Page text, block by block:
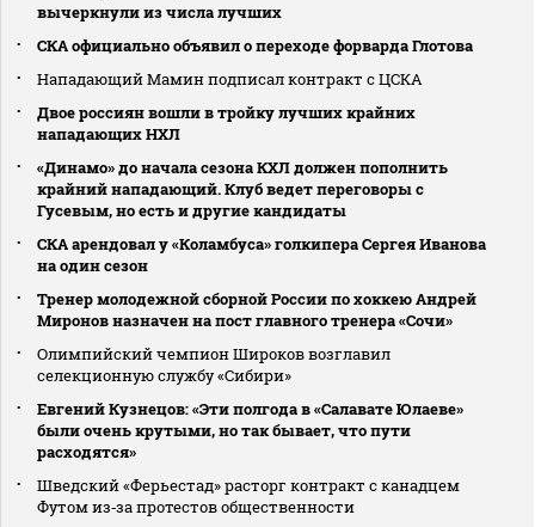
вычеркнули из числа лучших
СКА официально объявил о переходе форварда Глотова
Нападающий Мамин подписал контракт с ЦСКА
Двое россиян вошли в тройку лучших крайних
нападающих НХЛ
«Динамо» до начала сезона КХЛ должен пополнить
крайний нападающий. Клуб ведет переговоры с
Гусевым, но есть и другие кандидаты
СКА арендовал у «Коламбуса» голкипера Сергея Иванова
на один сезон
Тренер молодежной сборной России по хоккею Андрей
Миронов назначен на пост главного тренера «Сочи»
Олимпийский чемпион Широков возглавил
селекционную службу «Сибири»
Евгений Кузнецов: «Эти полгода в «Салавате Юлаеве»
были очень крутыми, но так бывает, что пути
расходятся»
Шведский «Ферьестад» расторг контракт с канадцем
Футом из‑за протестов общественности